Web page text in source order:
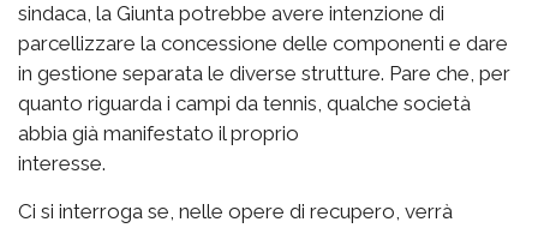
sindaca, la Giunta potrebbe avere intenzione di
parcellizzare la concessione delle componenti e dare
in gestione separata le diverse strutture. Pare che, per
quanto riguarda i campi da tennis, qualche società
abbia già manifestato il proprio
interesse.
Ci si interroga se, nelle opere di recupero, verrà